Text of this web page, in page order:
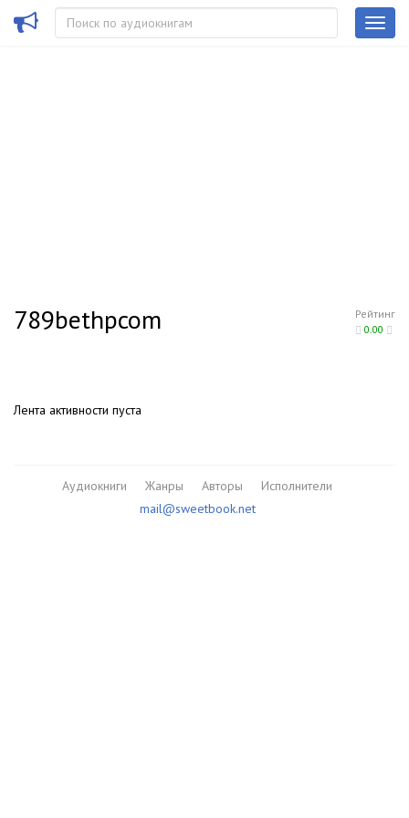
Рейтинг
0.00
789bethpcom
Лента активности пуста
Аудиокниги Жанры Авторы
Исполнители
mail@sweetbook.net